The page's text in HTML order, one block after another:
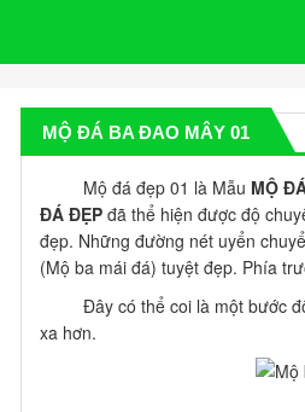
MỘ ĐÁ BA ĐAO MÂY 01
Mộ đá đẹp 01 là Mẫu MỘ
ĐÁ ĐẸP đã thể hiện được độ
đẹp. Những đường nét uyển
(Mộ ba mái đá) tuyệt đẹp. Phía
Đây có thể coi là một bước đột
xa hơn.